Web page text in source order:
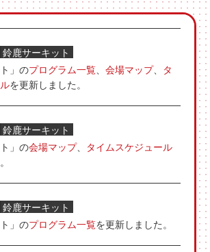
鈴鹿サーキット
」のプログラム一覧、 会場マップ、 タ
を更新しました。
鈴鹿サーキット
」の会場マップ、 タイムスケジュール
鈴鹿サーキット
」のプログラム一覧を更新しました。